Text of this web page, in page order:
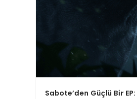
Sabote’den Güçlü Bir EP: